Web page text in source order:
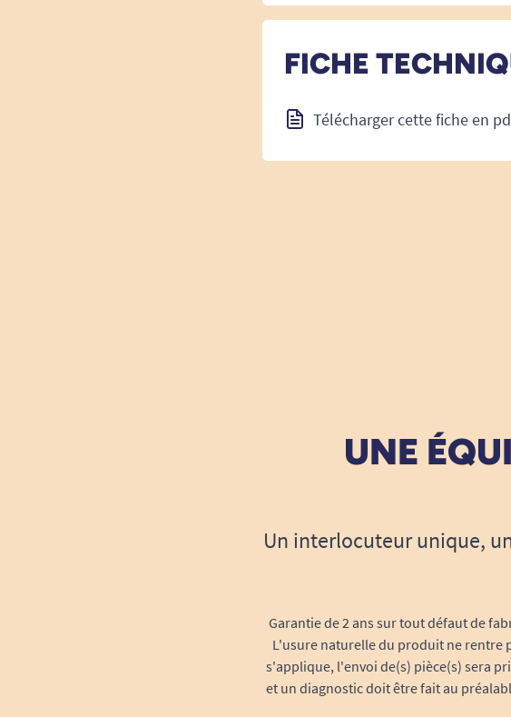
FICHE
Télécharger cette fiche en
UNE
Un interlocuteur unique,
Garantie de 2 ans sur tout défaut de
L'usure naturelle du produit ne rentre
s'applique, l'envoi de(s) pièce(s) sera
et un diagnostic doit être fait au